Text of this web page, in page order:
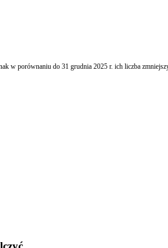
w porównaniu do 31 grudnia 2025 r. ich liczba